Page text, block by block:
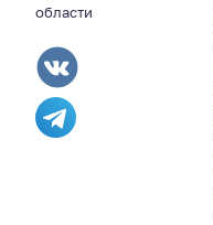
области